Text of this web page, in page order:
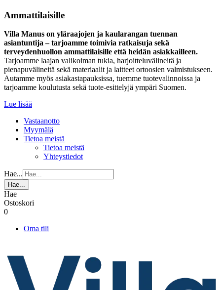
Ammattilaisille
Villa Manus on yläraajojen ja kaularangan tuennan
asiantuntija – tarjoamme toimivia ratkaisuja sekä
terveydenhuollon ammattilaisille että heidän asiakkailleen.
Tarjoamme laajan valikoiman tukia, harjoitteluvälineitä ja
pienapuvälineitä sekä materiaalit ja laitteet ortoosien valmistukseen.
Autamme myös asiakastapauksissa, tuemme tuotevalinnoissa ja
tarjoamme koulutusta sekä tuote-esittelyjä ympäri Suomen.
Lue lisää
Vastaanotto
Myymälä
Tietoa meistä
Tietoa meistä
Yhteystiedot
Hae...
Hae...
Hae
Ostoskori
0
Oma tili